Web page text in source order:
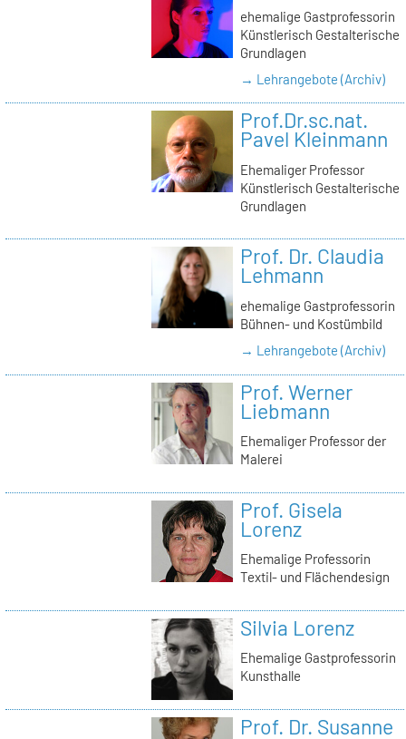
ehemalige Gastprofessorin
Künstlerisch Gestalterische
Grundlagen
→ Lehrangebote (Archiv)
Prof.Dr.sc.nat.
Pavel Kleinmann
Ehemaliger Professor
Künstlerisch Gestalterische
Grundlagen
Prof. Dr. Claudia
Lehmann
ehemalige Gastprofessorin
Bühnen- und Kostümbild
→ Lehrangebote (Archiv)
Prof. Werner
Liebmann
Ehemaliger Professor der
Malerei
Prof. Gisela
Lorenz
Ehemalige Professorin
Textil- und Flächendesign
Silvia Lorenz
Ehemalige Gastprofessorin
Kunsthalle
Prof. Dr. Susanne